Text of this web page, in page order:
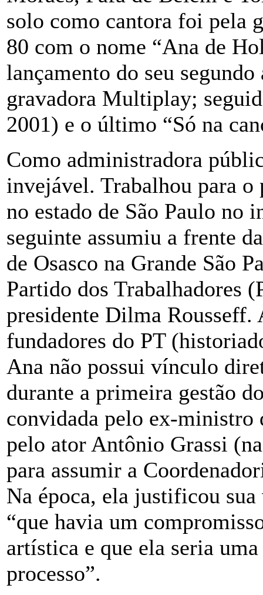
solo como cantora foi pela
80 com o nome “Ana de
lançamento do seu
gravadora Multiplay;
2001) e o último “Só na
Como administradora
invejável. Trabalhou para
no estado de São Paulo no
seguinte assumiu a frente
de Osasco na Grande São
Partido dos Trabalhadores
presidente Dilma Rousseff.
fundadores do PT
Ana não possui vínculo
durante a primeira gestão
convidada pelo ex-
pelo ator Antônio Grassi
para assumir a
Na época, ela justificou
“que havia um
artística e que ela seria
processo”.